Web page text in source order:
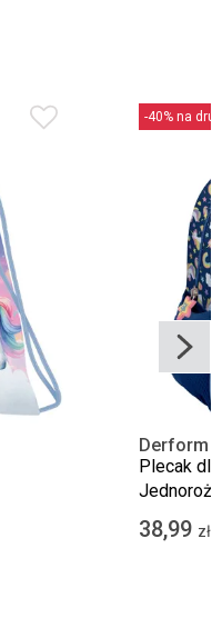
-40% na
Derform
Plecak
38,99 zł